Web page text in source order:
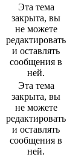
Эта тема
закрыта, вы
не можете
редактировать
и оставлять
сообщения в
ней.
Эта тема
закрыта, вы
не можете
редактировать
и оставлять
сообщения в
ней.